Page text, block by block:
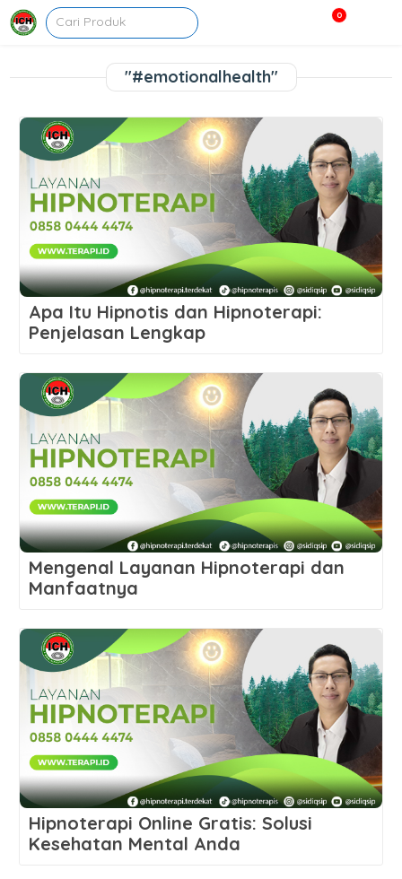
0
"#emotionalhealth"
Apa Itu Hipnotis dan Hipnoterapi:
Penjelasan Lengkap
Mengenal Layanan Hipnoterapi dan
Manfaatnya
Hipnoterapi Online Gratis: Solusi
Kesehatan Mental Anda